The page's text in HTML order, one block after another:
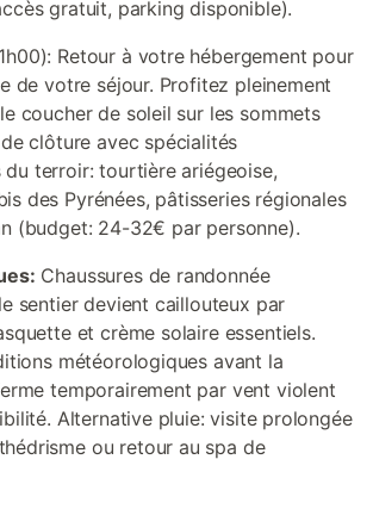
gratuit, parking disponible).
Retour à votre hébergement pour
de votre séjour. Profitez pleinement
coucher de soleil sur les sommets
clôture avec spécialités
terroir: tourtière ariégeoise,
des Pyrénées, pâtisseries régionales
(budget: 24-32€ par personne).
Chaussures de randonnée
sentier devient caillouteux par
et crème solaire essentiels.
météorologiques avant la
temporairement par vent violent
Alternative pluie: visite prolongée
ou retour au spa de